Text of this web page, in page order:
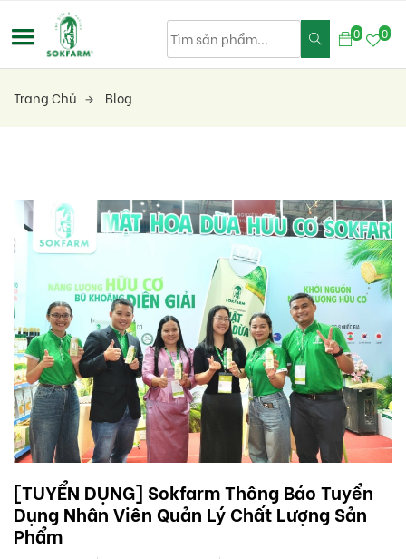
0 0
Trang Chủ Blog
[TUYỂN DỤNG] Sokfarm Thông Báo Tuyển
Dụng Nhân Viên Quản Lý Chất Lượng Sản
Phẩm